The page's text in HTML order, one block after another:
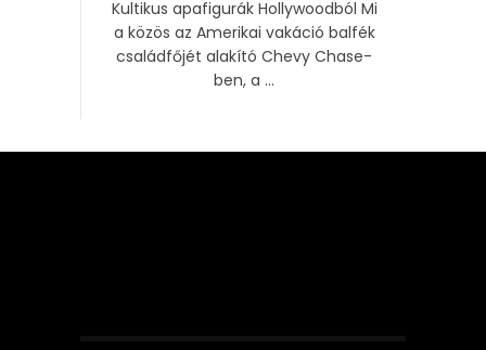
Kultikus apafigurák Hollywoodból Mi
a közös az Amerikai vakáció balfék
családfőjét alakító Chevy Chase-
ben, a ...